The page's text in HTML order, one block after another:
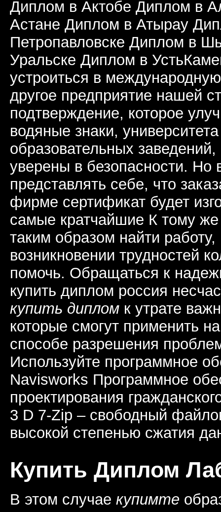
Диплом в Актобе Диплом в
Астане Диплом в Атырау
Петропавловске Диплом в
Уральске Диплом в
устроиться в
другое предприятие нашей
подтверждение, которое
водяные знаки,
образовательных
уверены в безопасности. Но
представлять себе, что
фирме сертификат будет
самые кратчайшие К тому
таким образом найти
возникновении трудностей
помочь. Обращаться к
купить диплом россия
купить дипломк утрате
которые смогут применить
способе разрешения
Используйте программное
Navisworks Программное
проектирования
3 D 7-Zip – свободный
высокой степенью сжатия
Купить Диплом
В этом случае купимте